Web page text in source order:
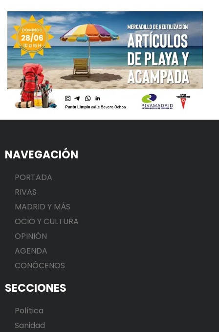
NAVEGACIÓN
PORTADA
RIVAS
MADRID Y MÁS
OCIO Y CULTURA
OPINIÓN
AGENDA
CONÓCENOS
SECCIONES
Política
Sanidad